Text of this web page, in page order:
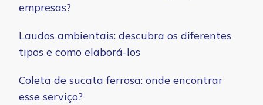
empresas?
Laudos ambientais: descubra os diferentes
tipos e como elaborá-los
Coleta de sucata ferrosa: onde encontrar
esse serviço?